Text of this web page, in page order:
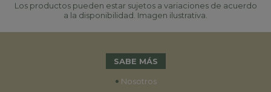
Los productos pueden estar sujetos a variaciones de acuerdo
a la disponibilidad. Imagen ilustrativa.
SABE MÁS
• Nosotros